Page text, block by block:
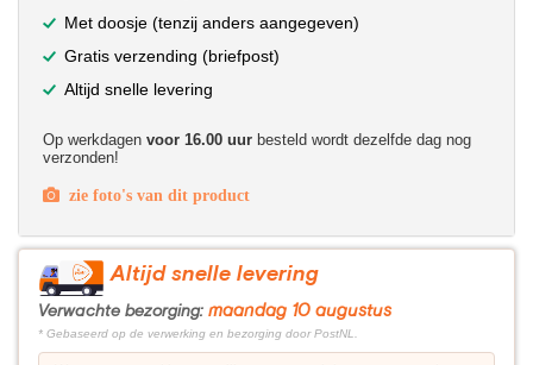
Met doosje (tenzij anders aangegeven)
Gratis verzending (briefpost)
Altijd snelle levering
Op werkdagen voor 16.00 uur besteld wordt dezelfde dag nog
verzonden!
zie foto's van dit product
Altijd snelle levering
Verwachte bezorging: maandag 10 augustus
* Gebaseerd op de verwerking en bezorging door PostNL.